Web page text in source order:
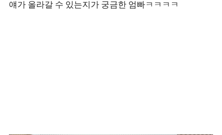
얘가 올라갈 수 있는지가 궁금한 엄빠ㅋㅋㅋㅋ